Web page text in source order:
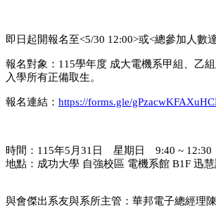
即日起開報名至<5/30 12:00>或<總參加人數
報名對象： 115學年度 成大電機系甲組、乙
入學所有正備取生。
報名連結 ： https://forms.gle/
時間： 115年5月 31 日 星期日 9:40 ~ 12:30
地點：成功大學 自強校區 電機系館 B1F 迅
與會傑出系友與系所主管：華邦電子總經理